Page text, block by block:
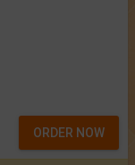
ORDER NOW